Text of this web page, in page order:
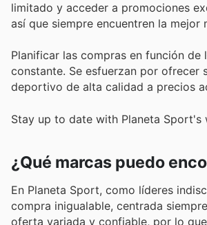
limitado y acceder a promociones
así que siempre encuentren la
Planificar las compras en función
constante. Se esfuerzan por ofrecer
deportivo de alta calidad a precios
Stay up to date with Planeta Sport's
¿Qué marcas puedo
En Planeta Sport, como líderes
compra inigualable, centrada
oferta variada y confiable, por lo